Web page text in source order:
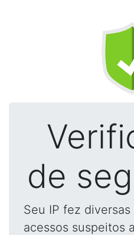
de
Seu IP fez
acessos suspeitos